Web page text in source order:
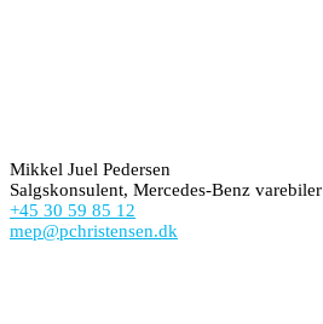
Mikkel Juel Pedersen
Salgskonsulent, Mercedes-Benz varebiler
+45 30 59 85 12
mep@pchristensen.dk